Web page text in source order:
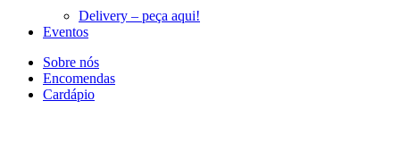
Delivery – peça aqui!
Eventos
Sobre nós
Encomendas
Cardápio